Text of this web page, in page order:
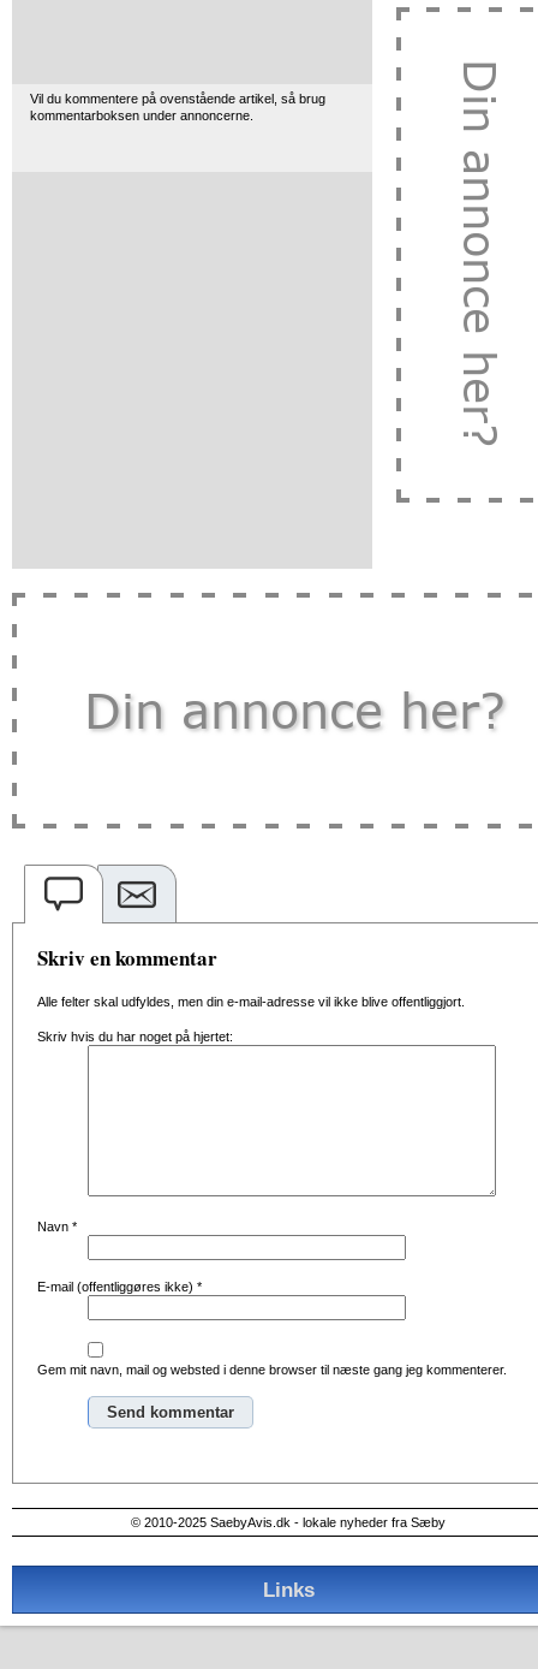
Vil du kommentere på ovenstående artikel, så brug
kommentarboksen under annoncerne.
Skriv en kommentar
Alle felter skal udfyldes, men din e-mail-adresse vil ikke blive offentliggjort.
Skriv hvis du har noget på hjertet:
Navn *
E-mail (offentliggøres ikke) *
Gem mit navn, mail og websted i denne browser til næste gang jeg kommenterer.
© 2010-2025 SaebyAvis.dk - lokale nyheder fra Sæby
Links